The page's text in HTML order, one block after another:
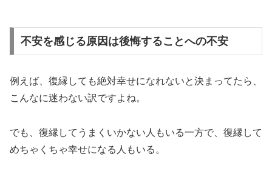
不安を感じる原因は後悔することへの不安
例えば、復縁しても絶対幸せになれないと決まってたら、
こんなに迷わない訳ですよね。
でも、復縁してうまくいかない人もいる一方で、復縁して
めちゃくちゃ幸せになる人もいる。